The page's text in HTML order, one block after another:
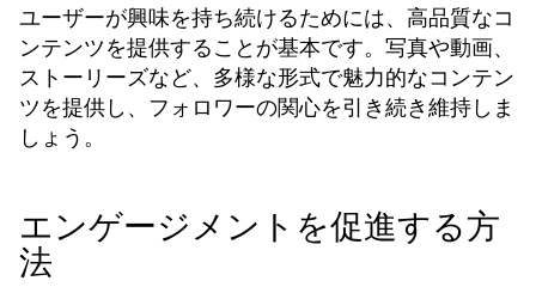
ユーザーが興味を持ち続けるためには、高品質なコ
ンテンツを提供することが基本です。写真や動画、
ストーリーズなど、多様な形式で魅力的なコンテン
ツを提供し、フォロワーの関心を引き続き維持しま
しょう。
エンゲージメントを促進する方
法